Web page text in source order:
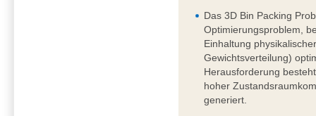
Das 3D Bin Packing
Optimierungsproblem,
Einhaltung
Gewichtsverteilung)
Herausforderung
hoher
generiert.